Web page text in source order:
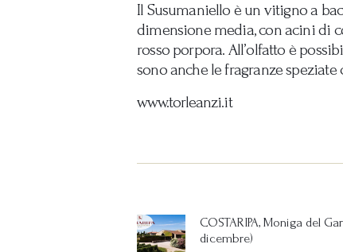
Il Susumaniello è un vitigno a
dimensione media, con acini di
rosso porpora. All’olfatto è
sono anche le fragranze
www.torleanzi.it
Previous
post:
COSTARIPA, Moniga del
dicembre)